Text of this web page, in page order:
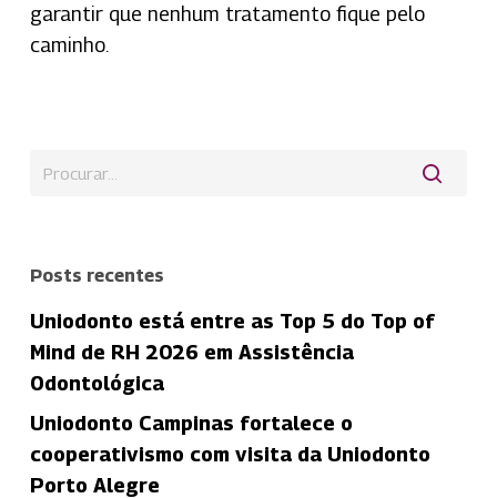
garantir que nenhum tratamento fique pelo
caminho.
Posts recentes
Uniodonto está entre as Top 5 do Top of
Mind de RH 2026 em Assistência
Odontológica
Uniodonto Campinas fortalece o
cooperativismo com visita da Uniodonto
Porto Alegre